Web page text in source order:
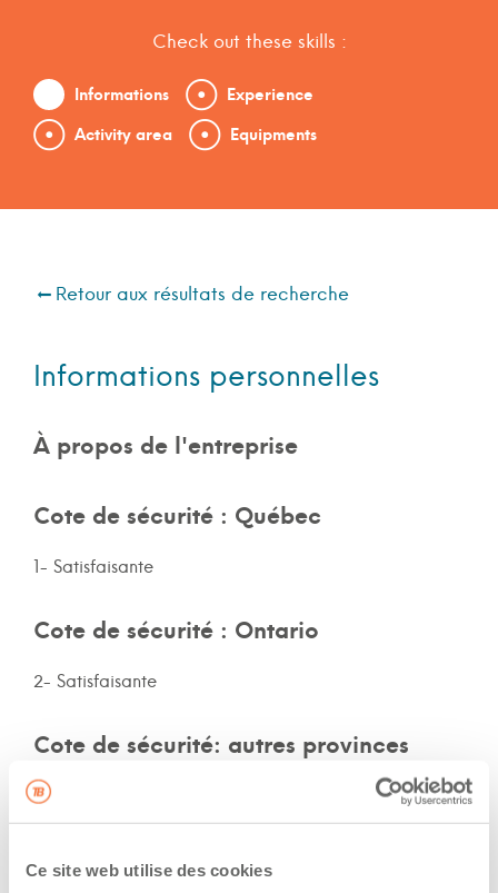
Ce site web utilise des cookies
Check out these skills :
Informations
Experience
Activity area
Equipments
Retour aux résultats de recherche
Informations personnelles
À propos de l'entreprise
Cote de sécurité : Québec
1- Satisfaisante
Cote de sécurité : Ontario
2- Satisfaisante
Cote de sécurité: autres provinces
Non-spécifié
Assurances et immatriculation